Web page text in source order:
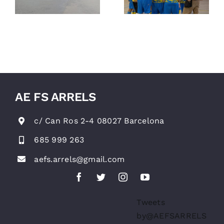
artístic,
Futbol Sala
AE FS ARRELS
c/ Can Ros 2-4 08027 Barcelona
685 999 263
aefs.arrels@gmail.com
Tweets
by@AEFSARRELS